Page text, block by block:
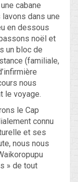
cabane
dans une
en dessous
noël et
un bloc de
(familiale,
nous
le voyage.
le Cap
connu
et ses
nous nous
» de tout